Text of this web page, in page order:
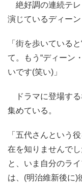
絶好調の連続テレ
演じているディーン
「街を歩いている
て。もう“ディーン
いです(笑い)」
ドラマに登場する
集めている。
「五代さんという
在を知りませんで
と、いま自分のラ
は、(明治維新後に)